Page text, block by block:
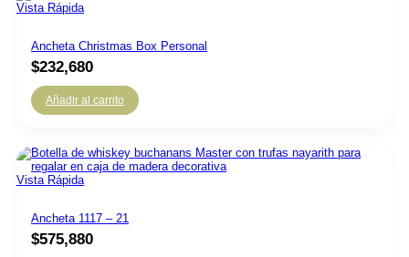
Vista Rápida
Ancheta Christmas Box Personal
$232,680
Añadir al carrito
Vista Rápida
Ancheta 1117 – 21
$575,880